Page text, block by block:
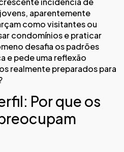
aparentemente
como visitantes ou
condomínios e praticar
desafia os padrões
e pede uma reflexão
realmente preparados para
Por que os